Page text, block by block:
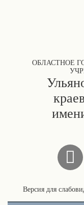
ОБЛАСТНОЕ
Версия для